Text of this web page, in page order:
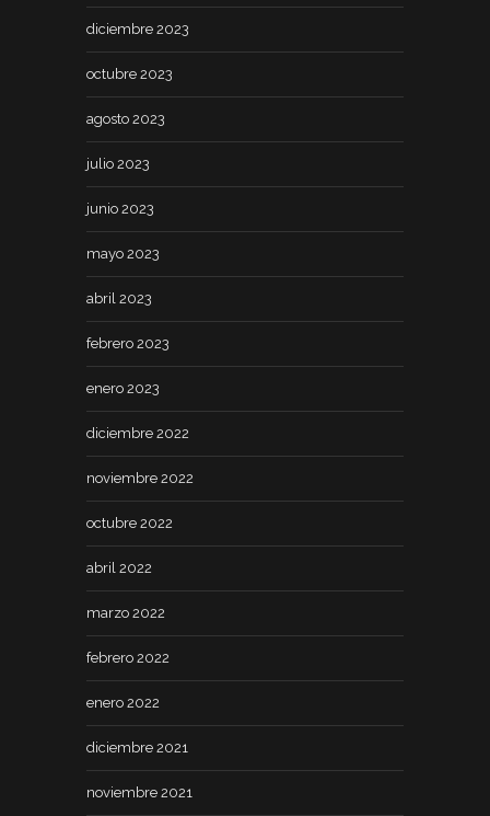
diciembre 2023
octubre 2023
agosto 2023
julio 2023
junio 2023
mayo 2023
abril 2023
febrero 2023
enero 2023
diciembre 2022
noviembre 2022
octubre 2022
abril 2022
marzo 2022
febrero 2022
enero 2022
diciembre 2021
noviembre 2021